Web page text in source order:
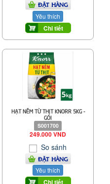
ĐẶT HÀNG
Yêu thích
Chi tiết
HẠT NÊM TỪ THỊT KNORR 5KG -
GÓI
S001700
249.000 VND
So sánh
ĐẶT HÀNG
Yêu thích
Chi tiết